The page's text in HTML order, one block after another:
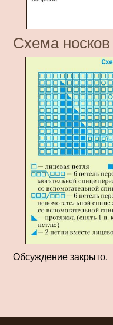
Схема
Обсуждение закрыто.